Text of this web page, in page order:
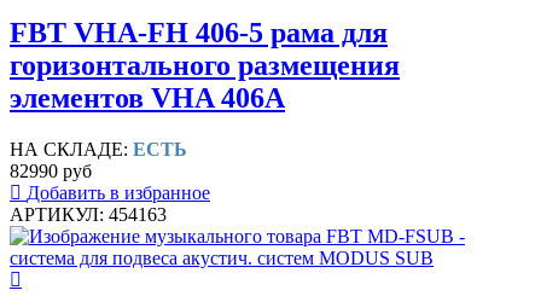
FBT VHA-FH 406-5 рама для
горизонтального размещения
элементов VHA 406A
НА СКЛАДЕ: ЕСТЬ
82990 руб
Добавить в избранное
АРТИКУЛ: 454163